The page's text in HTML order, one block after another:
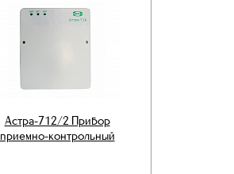
Астра-712/2 Прибор
приемно-контрольный